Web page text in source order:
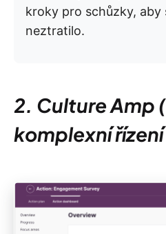
kroky pro schůzky, aby
neztratilo.
2. Culture Amp
komplexní